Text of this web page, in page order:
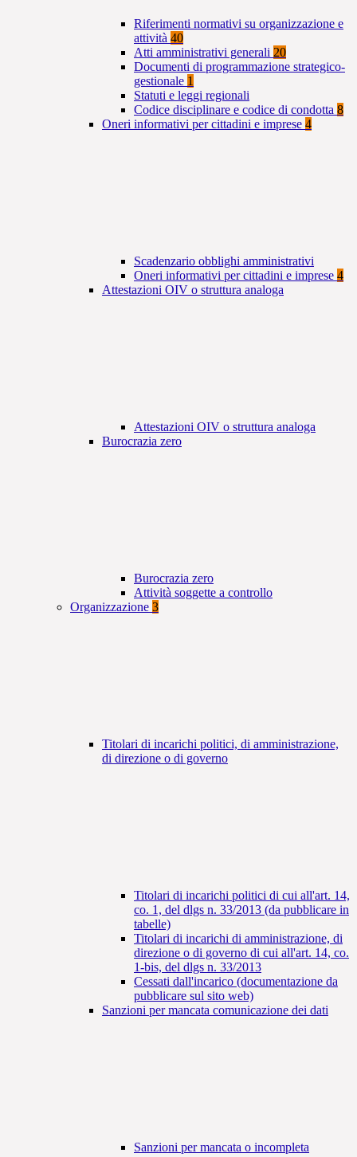
Riferimenti normativi su organizzazione e
attività 40
Atti amministrativi generali 20
Documenti di programmazione strategico-
gestionale 1
Statuti e leggi regionali
Codice disciplinare e codice di condotta 8
Oneri informativi per cittadini e imprese 4
Scadenzario obblighi amministrativi
Oneri informativi per cittadini e imprese 4
Attestazioni OIV o struttura analoga
Attestazioni OIV o struttura analoga
Burocrazia zero
Burocrazia zero
Attività soggette a controllo
Organizzazione 3
Titolari di incarichi politici, di amministrazione,
di direzione o di governo
Titolari di incarichi politici di cui all'art. 14,
co. 1, del dlgs n. 33/2013 (da pubblicare in
tabelle)
Titolari di incarichi di amministrazione, di
direzione o di governo di cui all'art. 14, co.
1-bis, del dlgs n. 33/2013
Cessati dall'incarico (documentazione da
pubblicare sul sito web)
Sanzioni per mancata comunicazione dei dati
Sanzioni per mancata o incompleta